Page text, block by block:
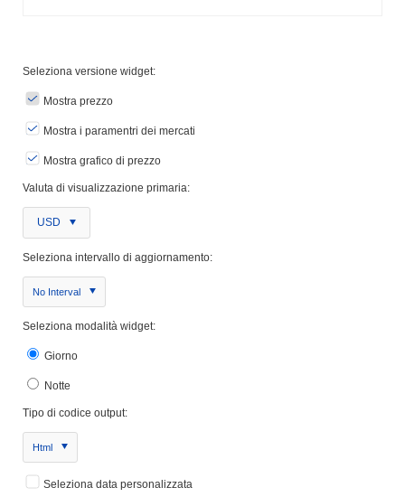
Seleziona versione widget:
Mostra prezzo
Mostra i paramentri dei mercati
Mostra grafico di prezzo
Valuta di visualizzazione primaria:
USD
Seleziona intervallo di aggiornamento:
No Interval
Seleziona modalità widget:
Giorno
Notte
Tipo di codice output:
Html
Seleziona data personalizzata